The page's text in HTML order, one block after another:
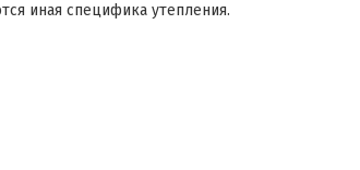
иная специфика утепления.